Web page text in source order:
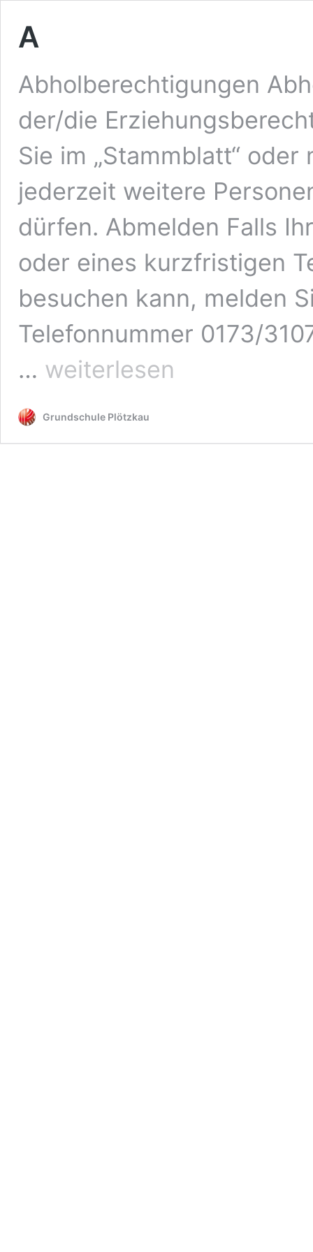
A
Abholberechtigungen
der/die
Sie im „Stammblatt“
jederzeit weitere
dürfen. Abmelden Falls
oder eines kurzfristigen
besuchen kann, melden
Telefonnummer 0173/
… weiterlesen
Grundschule Plötzkau